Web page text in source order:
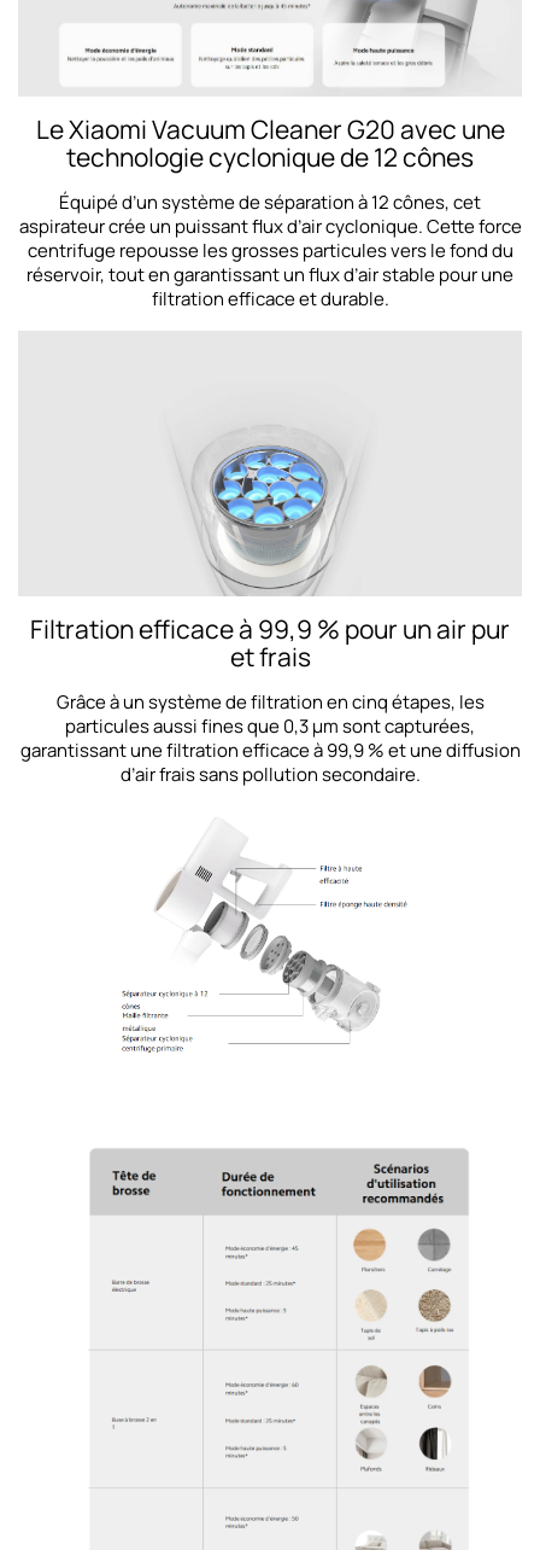
Le Xiaomi Vacuum Cleaner G20 avec une
technologie cyclonique de 12 cônes
Équipé d’un système de séparation à 12 cônes, cet
aspirateur crée un puissant flux d’air cyclonique. Cette force
centrifuge repousse les grosses particules vers le fond du
réservoir, tout en garantissant un flux d’air stable pour une
filtration efficace et durable.
Filtration efficace à 99,9 % pour un air pur
et frais
Grâce à un système de filtration en cinq étapes, les
particules aussi fines que 0,3 μm sont capturées,
garantissant une filtration efficace à 99,9 % et une diffusion
d’air frais sans pollution secondaire.